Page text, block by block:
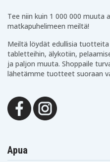
Tee niin kuin 1 000 000 muuta
matkapuhelimeen meiltä!
Meiltä löydät edullisia
tabletteihin, älykotiin,
ja paljon muuta. Shoppaile
lähetämme tuotteet suoraan
Apua